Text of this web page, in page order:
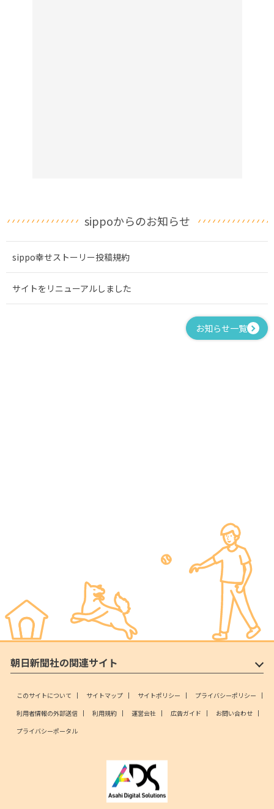
sippoからのお知らせ
sippo幸せストーリー投稿規約
サイトをリニューアルしました
お知らせ一覧
朝日新聞社の関連サイト
このサイトについて サイトマップ サイトポリシー
プライバシーポリシー
利用者情報の外部送信
利用規約 運営会社 広告ガイド
お問い合わせ
プライバシーポータル